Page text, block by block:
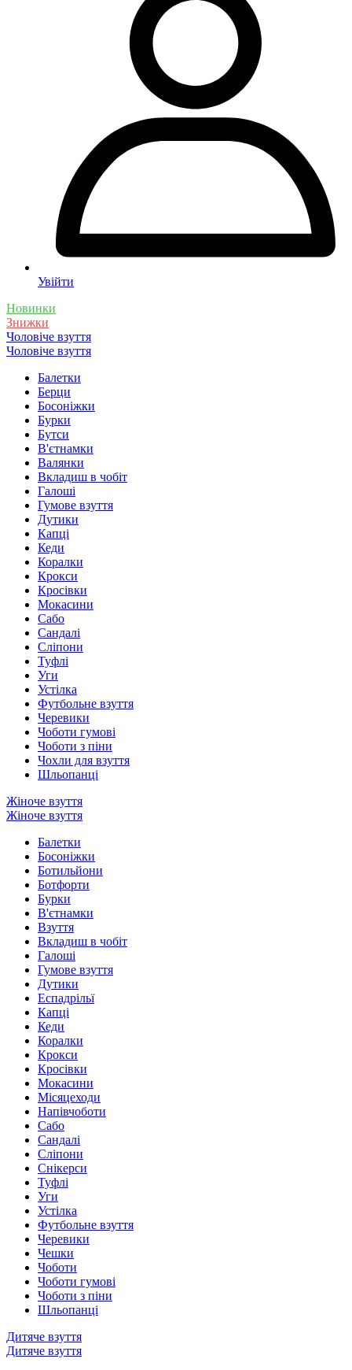
Увійти
Новинки
Знижки
Чоловіче взуття
Чоловіче взуття
Балетки
Берци
Босоніжки
Бурки
Бутси
В'єтнамки
Валянки
Вкладиш в чобіт
Галоші
Гумове взуття
Дутики
Капці
Кеди
Коралки
Крокси
Кросівки
Мокасини
Сабо
Сандалі
Сліпони
Туфлі
Уги
Устілка
Футбольне взуття
Черевики
Чоботи гумові
Чоботи з піни
Чохли для взуття
Шльопанці
Жіноче взуття
Жіноче взуття
Балетки
Босоніжки
Ботильйони
Ботфорти
Бурки
В'єтнамки
Взуття
Вкладиш в чобіт
Галоші
Гумове взуття
Дутики
Еспадрільї
Капці
Кеди
Коралки
Крокси
Кросівки
Мокасини
Місяцеходи
Напівчоботи
Сабо
Сандалі
Сліпони
Снікерси
Туфлі
Уги
Устілка
Футбольне взуття
Черевики
Чешки
Чоботи
Чоботи гумові
Чоботи з піни
Шльопанці
Дитяче взуття
Дитяче взуття